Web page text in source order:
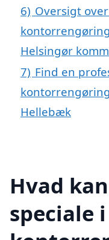
6) Oversigt
Helsingør
7) Find en
Hellebæk
Hvad
speciale i